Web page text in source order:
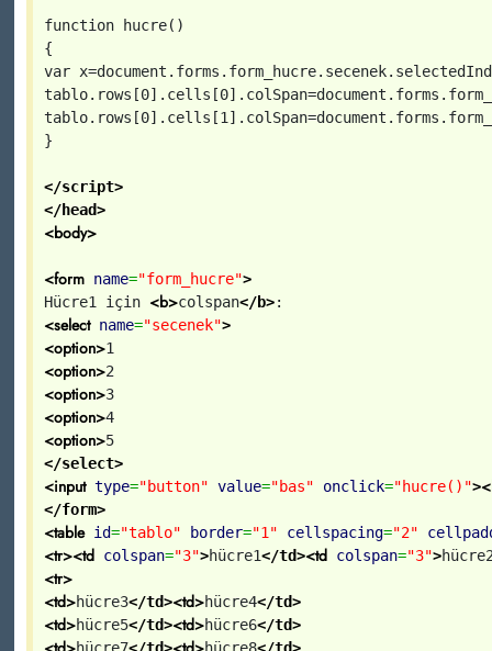
function hucre()
{
var
}
</script>
</head>
<body>
<form name="form_hucre">
Hücre1 için <b>colspan</b>:
<select name="secenek">
<option>1
<option>2
<option>3
<option>4
<option>5
</select>
<input type="button" value="bas" onclick="hucre()">
</form>
<table id="tablo" border="1" cellspacing="2"
<tr><td colspan="3">hücre1</td><td colspan="3">
<tr>
<td>hücre3</td><td>hücre4</td>
<td>hücre5</td><td>hücre6</td>